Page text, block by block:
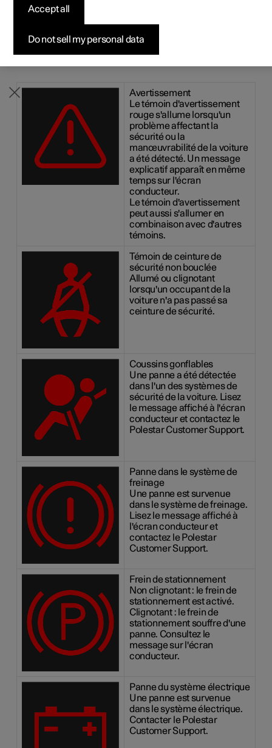
Configurer
Pre-owned Polestar 2
Configurer
Pre-owned Polestar 3
Venez la découvrir
Demander votre offre
Offres pour professionnels
Configurer
Pre-owned Polestar 3
Pre-owned Polestar 4
Méthodes de financement
Avantages en nature
News
S'abonner à la newsletter
Les symboles de contrôle et d'avertissement attirent
l'attention du conducteur sur le fait qu'une fonction est
activée, qu'un système est en fonctionnement ou qu'un
dysfonctionnement ou une panne grave est survenu.
Symboles rouges
Avertissement
Le témoin d'avertissement
rouge s'allume lorsqu'un
problème affectant la
sécurité ou la
manœuvrabilité de la voiture
a été détecté. Un message
explicatif apparaît en même
temps sur l'écran
conducteur.
Le témoin d'avertissement
peut aussi s'allumer en
combinaison avec d'autres
témoins.
Témoin de ceinture de
sécurité non bouclée
Allumé ou clignotant
lorsqu'un occupant de la
voiture n'a pas passé sa
ceinture de sécurité.
Coussins gonflables
Une panne a été détectée
dans l'un des systèmes de
sécurité de la voiture. Lisez
le message affiché à l'écran
conducteur et contactez le
Polestar Customer Support.
Panne dans le système de
freinage
Une panne est survenue
dans le système de freinage.
Lisez le message affiché à
l'écran conducteur et
contactez le Polestar
Customer Support.
Frein de stationnement
Non clignotant : le frein de
stationnement est activé.
Clignotant : le frein de
stationnement souffre d'une
panne. Consultez le
message sur l'écran
conducteur.
Panne du système électrique
Une panne est survenue
dans le système électrique.
Contacter le Polestar
Customer Support.
Do not sell my personal data
Accept all